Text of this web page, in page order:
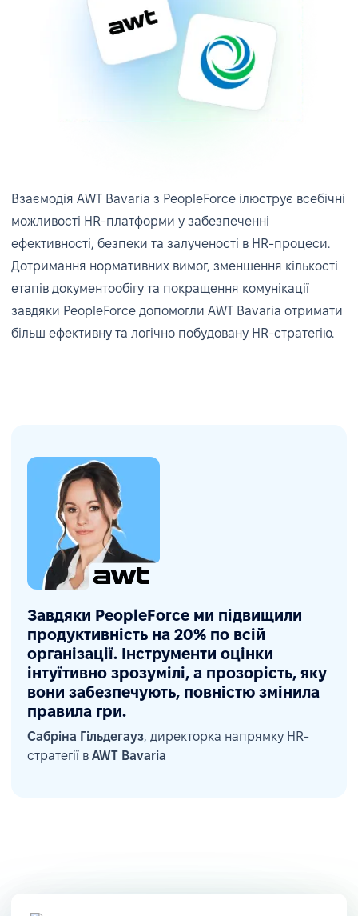
Взаємодія AWT Bavaria з PeopleForce ілюструє всебічні
можливості HR-платформи у забезпеченні
ефективності, безпеки та залученості в HR-процеси.
Дотримання нормативних вимог, зменшення кількості
етапів документообігу та покращення комунікації
завдяки PeopleForce допомогли AWT Bavaria отримати
більш ефективну та логічно побудовану HR-стратегію.
Завдяки PeopleForce ми підвищили
продуктивність на 20% по всій
організації. Інструменти оцінки
інтуїтивно зрозумілі, а прозорість, яку
вони забезпечують, повністю змінила
правила гри.
Сабріна Гільдегауз, директорка напрямку HR-
стратегії в AWT Bavaria